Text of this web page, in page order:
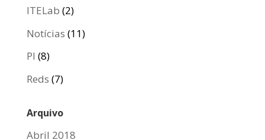
ITELab (2)
Notícias (11)
PI (8)
Reds (7)
Arquivo
Abril 2018